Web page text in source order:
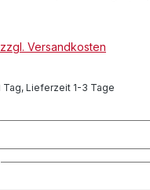
Versandkosten
Tag, Lieferzeit 1-3 Tage